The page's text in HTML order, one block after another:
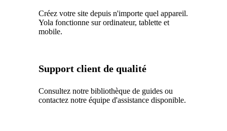
Créez votre site depuis n'importe quel appareil.
Yola fonctionne sur ordinateur, tablette et
mobile.
Support client de qualité
Consultez notre bibliothèque de guides ou
contactez notre équipe d'assistance disponible.